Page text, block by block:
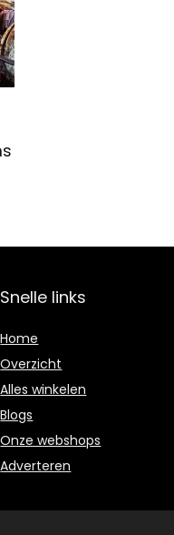
Snelle links
Home
Overzicht
Alles winkelen
Blogs
Onze webshops
Adverteren